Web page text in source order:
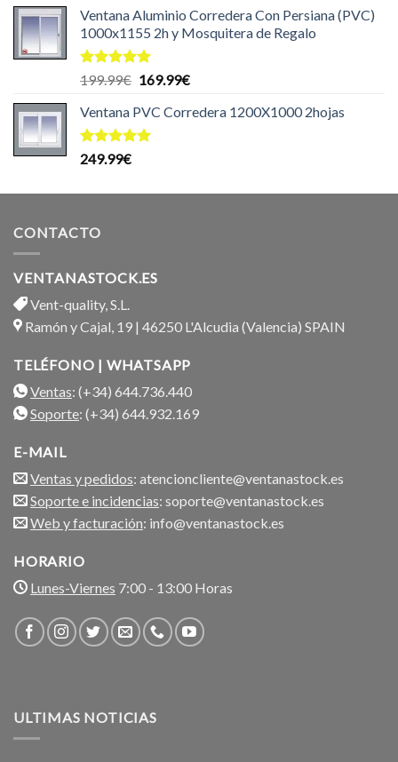
de 5
Ventana Aluminio Corredera Con Persiana (PVC)
1000x1155 2h y Mosquitera de Regalo
Valorado
de 5
199.99€ El
original
era:
169.99€El
actual
Ventana PVC Corredera 1200X1000 2hojas
Valorado
249.99€
CONTACTO
VENTANASTOCK.ES
Vent-quality, S.L.
Ramón y Cajal, 19 | 46250 L'Alcudia (Valencia) SPAIN
TELÉFONO | WHATSAPP
Ventas: (+34) 644.736.440
Soporte: (+34) 644.932.169
E-MAIL
Ventas y pedidos: atencioncliente@ventanastock.es
Soporte e incidencias: soporte@ventanastock.es
Web y facturación: info@ventanastock.es
HORARIO
Lunes-Viernes 7:00 - 13:00 Horas
ULTIMAS NOTICIAS